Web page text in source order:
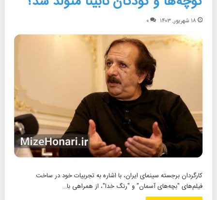
۱۸ شهریور, ۱۴۰۳ ۰
کارگردان برجسته سینمای ایران، با اشاره به تجربیات خود در ساخت
فیلم‌های "بچه‌های آسمان" و "رنگ خدا"، از همراهی با…